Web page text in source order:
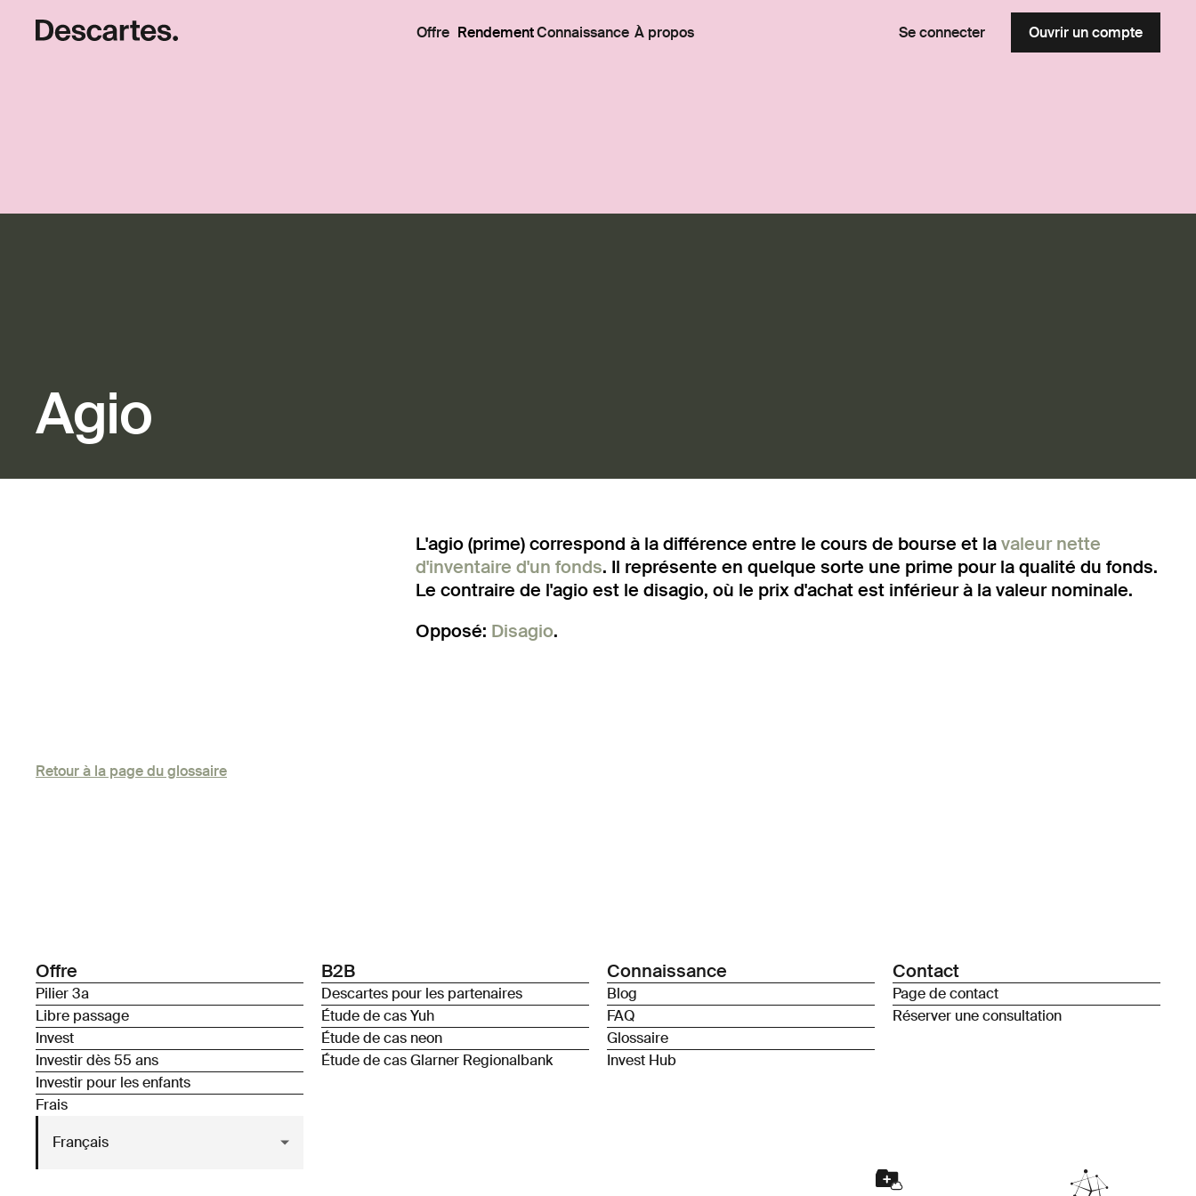
Offre RendementConnaissance À propos Se connecter Ouvrir un compte
Agio
L'agio (prime) correspond à la différence entre le cours de bourse et lavaleur nette
d'inventaire d'un fonds. Il représente en quelque sorte une prime pour la qualité du fonds.
Le contraire de l'agio est le disagio, où le prix d'achat est inférieur à la valeur nominale.
Opposé: Disagio.
Retour à la page du glossaire
Offre
Pilier 3a
Libre passage
Invest
Investir dès 55 ans
Investir pour les enfants
Frais
B2B
Descartes pour les partenaires
Étude de cas Yuh
Étude de cas neon
Étude de cas Glarner Regionalbank
Connaissance
Blog
FAQ
Glossaire
Invest Hub
Contact
Page de contact
Réserver une consultation
Français